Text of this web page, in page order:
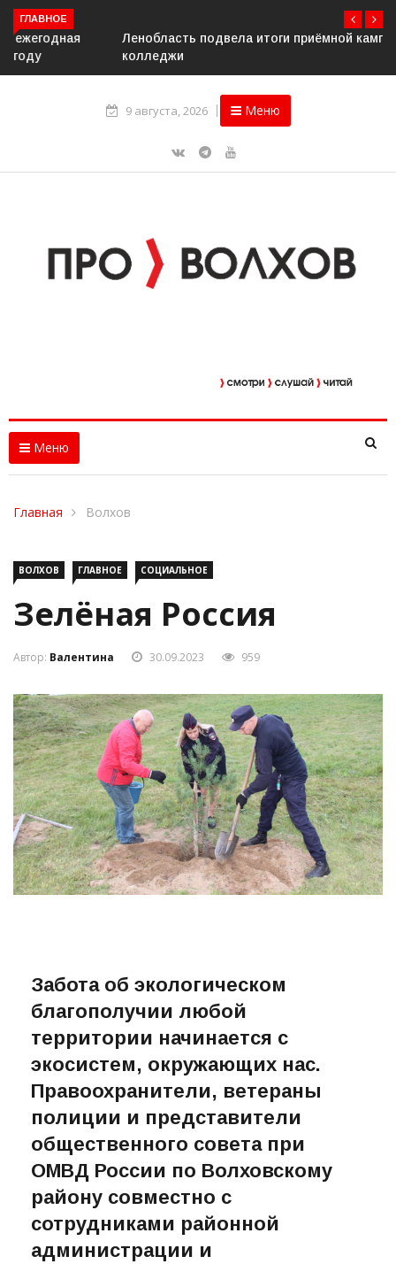
ГЛАВНОЕ
Ленобласть подвела итоги приёмной кампании в вузы и
колледжи
9 августа, 2026 Меню
Меню
Главная Волхов
ВОЛХОВ ГЛАВНОЕ СОЦИАЛЬНОЕ
Зелёная Россия
Автор: Валентина 30.09.2023 959
Забота об экологическом
благополучии любой
территории начинается с
экосистем, окружающих нас.
Правоохранители, ветераны
полиции и представители
общественного совета при
ОМВД России по Волховскому
району совместно с
сотрудниками районной
администрации и